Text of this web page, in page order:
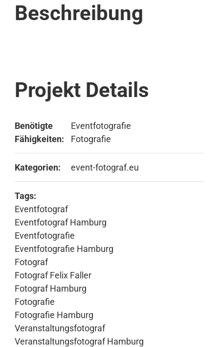
Beschreibung
Projekt Details
Benötigte
Fähigkeiten:
Eventfotografie
Fotografie
Kategorien: event-fotograf.eu
Tags:
Eventfotograf
Eventfotograf Hamburg
Eventfotografie
Eventfotografie Hamburg
Fotograf
Fotograf Felix Faller
Fotograf Hamburg
Fotografie
Fotografie Hamburg
Veranstaltungsfotograf
Veranstaltungsfotograf Hamburg